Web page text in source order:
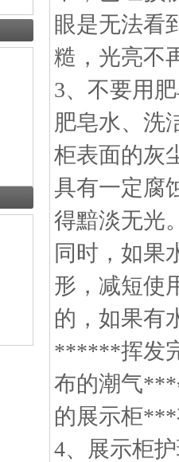
眼是无法看
糙，光亮不
3、不要用
肥皂水、洗
柜表面的灰
具有一定腐
得黯淡无光
同时，如果
形，减短使
的，如果有
******挥发
布的潮气***
的展示柜***
4、展示柜